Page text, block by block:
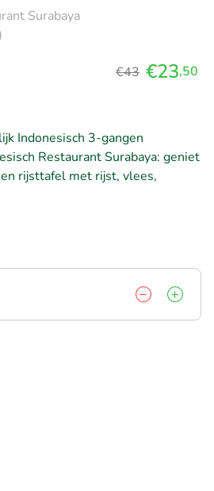
Surabaya
€43 €23,50
Indonesisch 3-gangen
Restaurant Surabaya: geniet
rijsttafel met rijst, vlees,